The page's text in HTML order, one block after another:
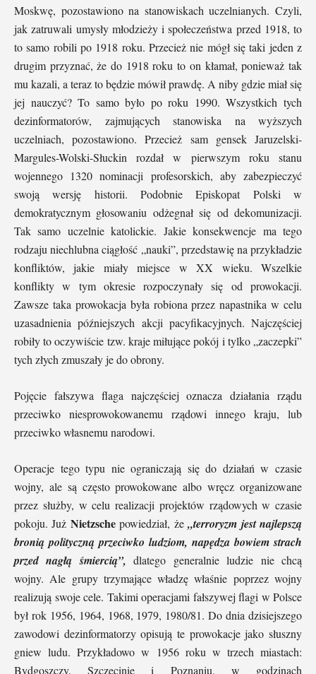
Moskwę, pozostawiono na stanowiskach uczelnianych. Czyli,
jak zatruwali umysły młodzieży i społeczeństwa przed 1918, to
to samo robili po 1918 roku. Przecież nie mógł się taki jeden z
drugim przyznać, że do 1918 roku to on kłamał, ponieważ tak
mu kazali, a teraz to będzie mówił prawdę. A niby gdzie miał się
jej nauczyć? To samo było po roku 1990. Wszystkich tych
dezinformatorów, zajmujących stanowiska na wyższych
uczelniach, pozostawiono. Przecież sam gensek Jaruzelski-
Margules-Wolski-Słuckin rozdał w pierwszym roku stanu
wojennego 1320 nominacji profesorskich, aby zabezpieczyć
swoją wersję historii. Podobnie Episkopat Polski w
demokratycznym głosowaniu odżegnał się od dekomunizacji.
Tak samo uczelnie katolickie. Jakie konsekwencje ma tego
rodzaju niechlubna ciągłość „nauki”, przedstawię na przykładzie
konfliktów, jakie miały miejsce w XX wieku. Wszelkie
konflikty w tym okresie rozpoczynały się od prowokacji.
Zawsze taka prowokacja była robiona przez napastnika w celu
uzasadnienia późniejszych akcji pacyfikacyjnych. Najczęściej
robiły to oczywiście tzw. kraje miłujące pokój i tylko „zaczepki”
tych złych zmuszały je do obrony.
Pojęcie fałszywa flaga najczęściej oznacza działania rządu
przeciwko niesprowokowanemu rządowi innego kraju, lub
przeciwko własnemu narodowi.
Operacje tego typu nie ograniczają się do działań w czasie
wojny, ale są często prowokowane albo wręcz organizowane
przez służby, w celu realizacji projektów rządowych w czasie
pokoju. Już Nietzschepowiedział, że„terroryzm jest najlepszą
bronią polityczną przeciwko ludziom, napędza bowiem strach
przed nagłą śmiercią”, dlatego generalnie ludzie nie chcą
wojny. Ale grupy trzymające władzę właśnie poprzez wojny
realizują swoje cele. Takimi operacjami fałszywej flagi w Polsce
był rok 1956, 1964, 1968, 1979, 1980/81. Do dnia dzisiejszego
zawodowi dezinformatorzy opisują te prowokacje jako słuszny
gniew ludu. Przykładowo w 1956 roku w trzech miastach:
Bydgoszczy, Szczecinie i Poznaniu, w godzinach